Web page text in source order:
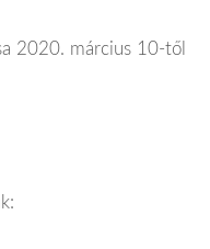
2020. március 10-től